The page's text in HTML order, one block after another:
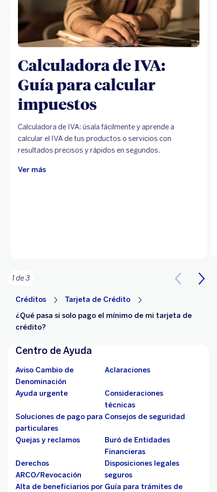
Calculadora de IVA:
Guía para calcular
impuestos
Calculadora de IVA: úsala fácilmente y aprende a
calcular el IVA de tus productos o servicios con
resultados precisos y rápidos en segundos.
Ver más
1 de 3
Créditos
Tarjeta de Crédito
¿Qué pasa si solo pago el mínimo de mi tarjeta de
crédito?
Centro de Ayuda
Aviso Cambio de
Denominación
Aclaraciones
Ayuda urgente
Consideraciones
técnicas
Soluciones de pago para
particulares
Consejos de seguridad
Quejas y reclamos
Buró de Entidades
Financieras
Derechos
ARCO/Revocación
Disposiciones legales
seguros
Alta de beneficiarios por Guía para trámites de